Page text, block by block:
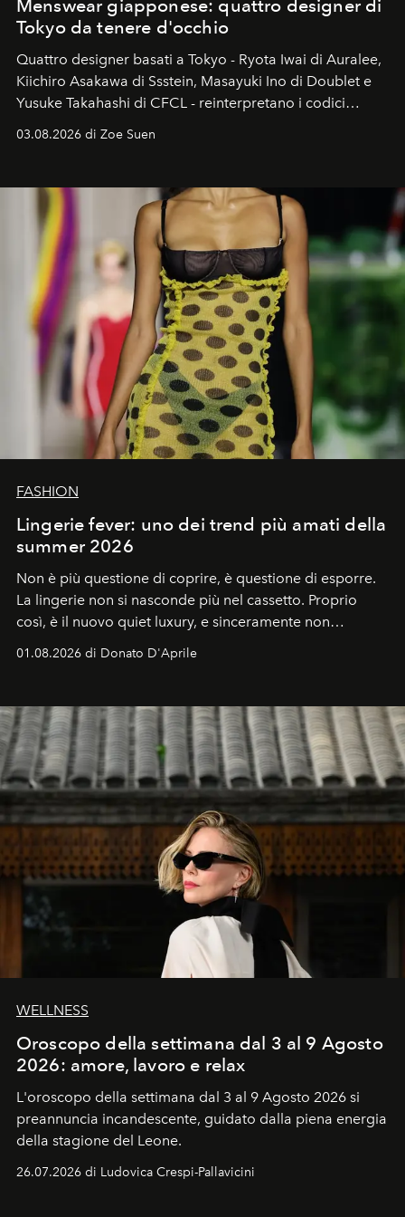
Menswear giapponese: quattro designer di
Tokyo da tenere d'occhio
Quattro designer basati a Tokyo - Ryota Iwai di Auralee,
Kiichiro Asakawa di Ssstein, Masayuki Ino di Doublet e
Yusuke Takahashi di CFCL - reinterpretano i codici
03.08.2026 di Zoe Suen
FASHION
Lingerie fever: uno dei trend più amati della
summer 2026
Non è più questione di coprire, è questione di esporre.
La lingerie non si nasconde più nel cassetto. Proprio
così, è il nuovo quiet luxury, e sinceramente non
01.08.2026 di Donato D'Aprile
WELLNESS
Oroscopo della settimana dal 3 al 9 Agosto
2026: amore, lavoro e relax
L'oroscopo della settimana dal 3 al 9 Agosto 2026 si
preannuncia incandescente, guidato dalla piena energia
della stagione del Leone.
26.07.2026 di Ludovica Crespi-Pallavicini